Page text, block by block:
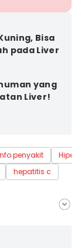
Bisa
pada Liver
yang
Liver!
penyakit
hepatitis c